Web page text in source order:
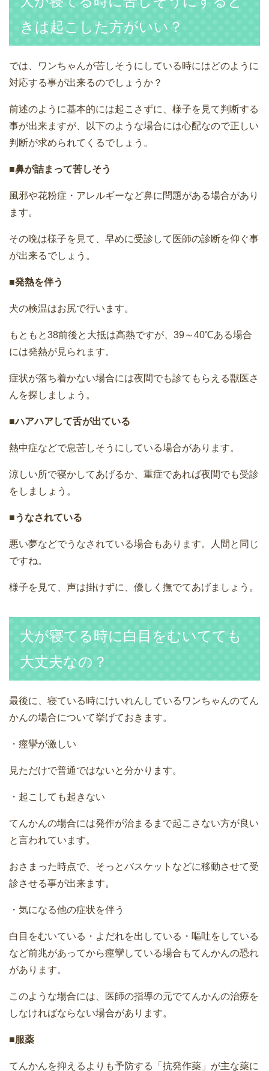
きは起こした方がいい？
では、ワンちゃんが苦しそうにしている時にはどのように
対応する事が出来るのでしょうか？
前述のように基本的には起こさずに、様子を見て判断する
事が出来ますが、以下のような場合には心配なので正しい
判断が求められてくるでしょう。
■鼻が詰まって苦しそう
風邪や花粉症・アレルギーなど鼻に問題がある場合があり
ます。
その晩は様子を見て、早めに受診して医師の診断を仰ぐ事
が出来るでしょう。
■発熱を伴う
犬の検温はお尻で行います。
もともと38前後と大抵は高熱ですが、39～40℃ある場合
には発熱が見られます。
症状が落ち着かない場合には夜間でも診てもらえる獣医さ
んを探しましょう。
■ハアハアして舌が出ている
熱中症などで息苦しそうにしている場合があります。
涼しい所で寝かしてあげるか、重症であれば夜間でも受診
をしましょう。
■うなされている
悪い夢などでうなされている場合もあります。人間と同じ
ですね。
様子を見て、声は掛けずに、優しく撫でてあげましょう。
犬が寝てる時に白目をむいてても
大丈夫なの？
最後に、寝ている時にけいれんしているワンちゃんのてん
かんの場合について挙げておきます。
・痙攣が激しい
見ただけで普通ではないと分かります。
・起こしても起きない
てんかんの場合には発作が治まるまで起こさない方が良い
と言われています。
おさまった時点で、そっとバスケットなどに移動させて受
診させる事が出来ます。
・気になる他の症状を伴う
白目をむいている・よだれを出している・嘔吐をしている
など前兆があってから痙攣している場合もてんかんの恐れ
があります。
このような場合には、医師の指導の元でてんかんの治療を
しなければならない場合があります。
■服薬
てんかんを抑えるよりも予防する「抗発作薬」が主な薬に